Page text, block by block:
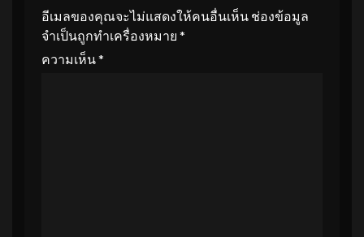
อีเมลของคุณจะไม่แสดงให้คนอื่นเห็น ช่องข้อมูล
จำเป็นถูกทำเครื่องหมาย *
ความเห็น*